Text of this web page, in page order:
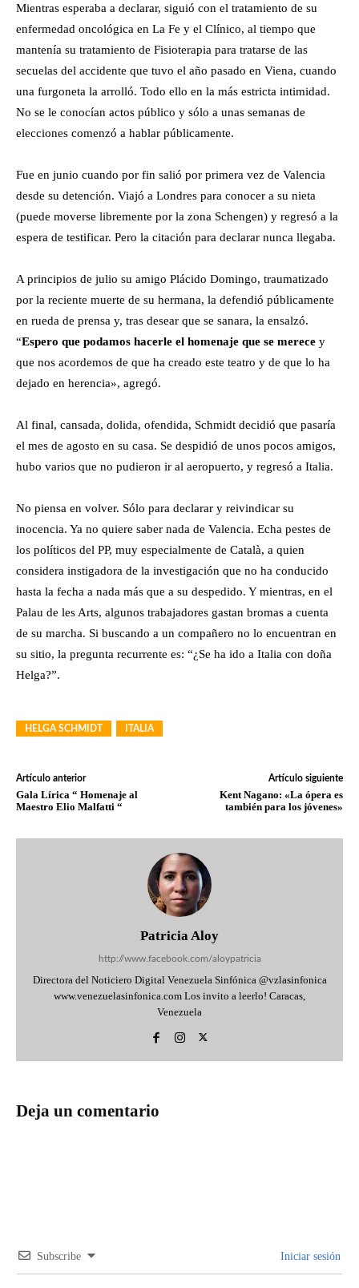
Mientras esperaba a declarar, siguió con el tratamiento de su
enfermedad oncológica en La Fe y el Clínico, al tiempo que
mantenía su tratamiento de Fisioterapia para tratarse de las
secuelas del accidente que tuvo el año pasado en Viena, cuando
una furgoneta la arrolló. Todo ello en la más estricta intimidad.
No se le conocían actos público y sólo a unas semanas de
elecciones comenzó a hablar públicamente.
Fue en junio cuando por fin salió por primera vez de Valencia
desde su detención. Viajó a Londres para conocer a su nieta
(puede moverse libremente por la zona Schengen) y regresó a la
espera de testificar. Pero la citación para declarar nunca llegaba.
A principios de julio su amigo Plácido Domingo, traumatizado
por la reciente muerte de su hermana, la defendió públicamente
en rueda de prensa y, tras desear que se sanara, la ensalzó.
“Espero que podamos hacerle el homenaje que se merece y
que nos acordemos de que ha creado este teatro y de que lo ha
dejado en herencia», agregó.
Al final, cansada, dolida, ofendida, Schmidt decidió que pasaría
el mes de agosto en su casa. Se despidió de unos pocos amigos,
hubo varios que no pudieron ir al aeropuerto, y regresó a Italia.
No piensa en volver. Sólo para declarar y reivindicar su
inocencia. Ya no quiere saber nada de Valencia. Echa pestes de
los políticos del PP, muy especialmente de Català, a quien
considera instigadora de la investigación que no ha conducido
hasta la fecha a nada más que a su despedido. Y mientras, en el
Palau de les Arts, algunos trabajadores gastan bromas a cuenta
de su marcha. Si buscando a un compañero no lo encuentran en
su sitio, la pregunta recurrente es: “¿Se ha ido a Italia con doña
Helga?”.
HELGA SCHMIDT ITALIA
Artículo anterior
Gala Lírica “ Homenaje al
Maestro Elio Malfatti “
Artículo siguiente
Kent Nagano: «La ópera es
también para los jóvenes»
Patricia Aloy
http://www.facebook.com/aloypatricia
Directora del Noticiero Digital Venezuela Sinfónica @vzlasinfonica
www.venezuelasinfonica.com Los invito a leerlo! Caracas,
Venezuela
Deja un comentario
Subscribe Iniciar sesión